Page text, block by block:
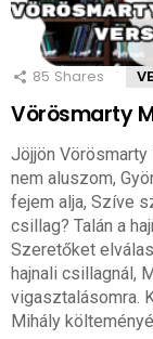
85 Shares
Vörösmarty
Jöjjön
nem aluszom,
fejem alja, Szíve
csillag? Talán a
Szeretőket
hajnali csillagnál,
vigasztalásomra.
Mihály